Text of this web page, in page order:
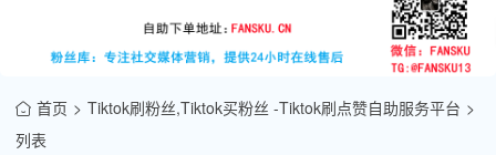
首页
Tiktok刷粉丝,Tiktok买粉丝 -Tiktok刷点赞自助服务平台
列表